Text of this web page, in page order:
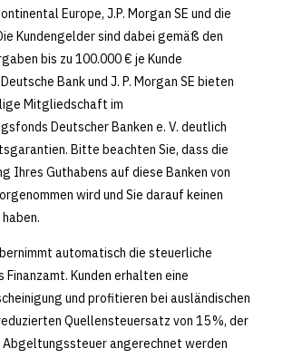
Europe, J.P. Morgan SE und die
Kundengelder sind dabei gemäß den
bis zu 100.000 € je Kunde
Bank und J. P. Morgan SE bieten
Mitgliedschaft im
Deutscher Banken e. V. deutlich
Bitte beachten Sie, dass die
Ihres Guthabens auf diese Banken von
wird und Sie darauf keinen
automatisch die steuerliche
Finanzamt. Kunden erhalten eine
und profitieren bei ausländischen
Quellensteuersatz von 15 %, der
angerechnet werden